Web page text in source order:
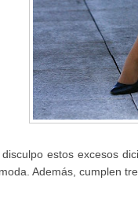
disculpo estos excesos
Además, cumplen